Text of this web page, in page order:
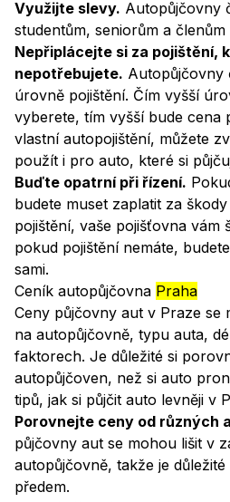
Využijte slevy. Autopůjčovny
studentům, seniorům a
Nepřiplácejte si za pojištění,
nepotřebujete. Autopůjčovny
úrovně pojištění. Čím vyšší
vyberete, tím vyšší bude cena
vlastní autopojištění, můžete
použít i pro auto, které si
Buďte opatrní při řízení.
budete muset zaplatit za
pojištění, vaše pojišťovna vám
pokud pojištění nemáte,
sami.
Ceník autopůjčovna Praha
Ceny půjčovny aut v Praze se
na autopůjčovně, typu auta,
faktorech. Je důležité si
autopůjčoven, než si auto
tipů, jak si půjčit auto levněji v
Porovnejte ceny od různých
půjčovny aut se mohou lišit v
autopůjčovně, takže je
předem.